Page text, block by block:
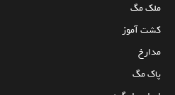
ملک مگ
کشت آموز
مدارخ
پاک مگ